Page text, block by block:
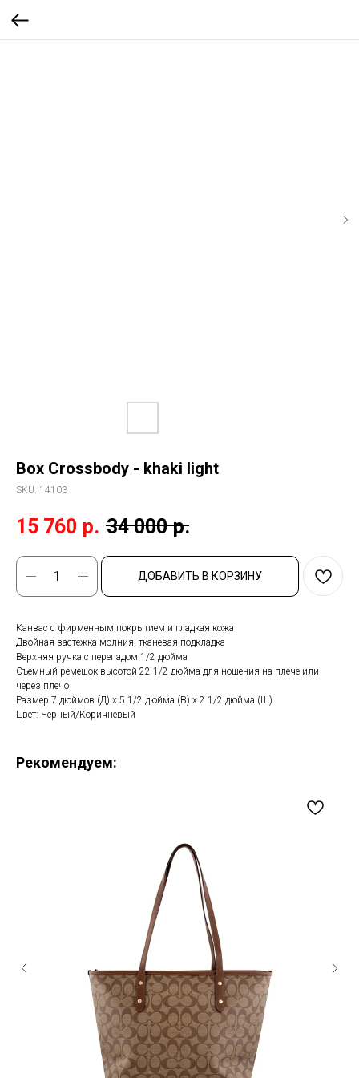
Box Crossbody - khaki light
SKU: 14103
15 760 р. 34 000 р.
ДОБАВИТЬ В КОРЗИНУ
Канвас с фирменным покрытием и гладкая кожа
Двойная застежка-молния, тканевая подкладка
Верхняя ручка с перепадом 1/2 дюйма
Съемный ремешок высотой 22 1/2 дюйма для ношения на плече или
через плечо
Размер 7 дюймов (Д) x 5 1/2 дюйма (В) x 2 1/2 дюйма (Ш)
Цвет: Черный/Коричневый
Рекомендуем: